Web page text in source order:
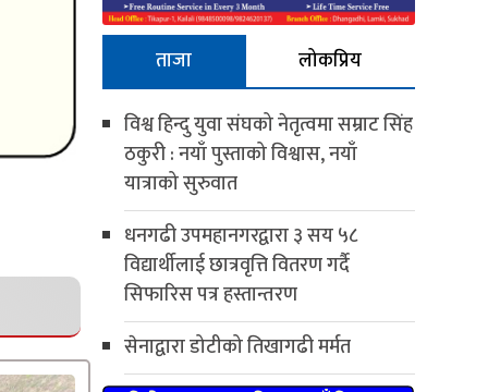
ताजा
लोकप्रिय
विश्व हिन्दु युवा संघको नेतृत्वमा सम्राट सिंह
ठकुरी : नयाँ पुस्ताको विश्वास, नयाँ
यात्राको सुरुवात
धनगढी उपमहानगरद्वारा ३ सय ५८
विद्यार्थीलाई छात्रवृत्ति वितरण गर्दै
सिफारिस पत्र हस्तान्तरण
सेनाद्वारा डोटीको तिखागढी मर्मत